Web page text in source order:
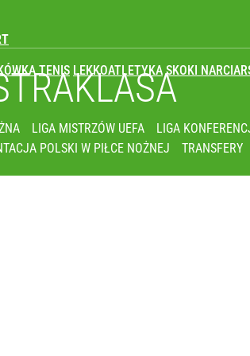
TENIS LEKKOATLETYKA SKOKI
dla reprezentacji Polski! Kontuzja i
LIGA MISTRZÓW UEFA LIGA
POLSKI W PIŁCE NOŻNEJ
TRANSFERY